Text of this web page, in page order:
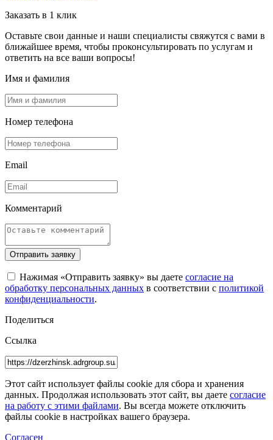
Заказать в 1 клик
Оставьте свои данные и наши специалисты свяжутся с вами в
ближайшее время, чтобы проконсультировать по услугам и
ответить на все ваши вопросы!
Имя и фамилия
Номер телефона
Email
Комментарий
Отправить заявку
Нажимая «Отправить заявку» вы даете согласие на
обработку персональных данных в соответствии с политикой
конфиденциальности.
Поделиться
Ссылка
Этот сайт использует файлы cookie для сбора и хранения
данных. Продолжая использовать этот сайт, вы даете согласие
на работу с этими файлами. Вы всегда можете отключить
файлы cookie в настройках вашего браузера.
Согласен